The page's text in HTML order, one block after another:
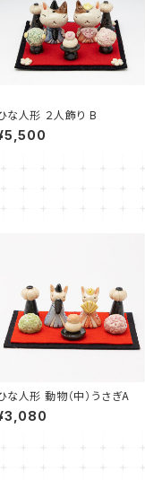
な人形 ２人飾り B
な人形 動物（中）うさぎA